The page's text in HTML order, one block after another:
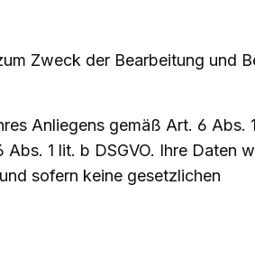
Zweck der Bearbeitung und
Anliegens gemäß Art. 6 Abs.
1 lit. b DSGVO. Ihre Daten
sofern keine gesetzlichen